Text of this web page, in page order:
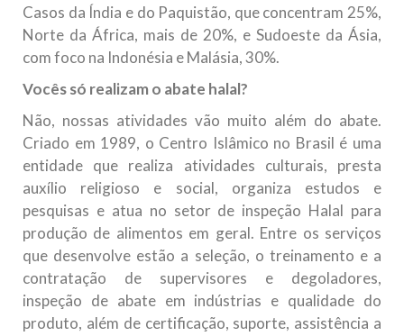
Casos da Índia e do Paquistão, que concentram 25%,
Norte da África, mais de 20%, e Sudoeste da Ásia,
com foco na Indonésia e Malásia, 30%.
Vocês só realizam o abate halal?
Não, nossas atividades vão muito além do abate.
Criado em 1989, o Centro Islâmico no Brasil é uma
entidade que realiza atividades culturais, presta
auxílio religioso e social, organiza estudos e
pesquisas e atua no setor de inspeção Halal para
produção de alimentos em geral. Entre os serviços
que desenvolve estão a seleção, o treinamento e a
contratação de supervisores e degoladores,
inspeção de abate em indústrias e qualidade do
produto, além de certificação, suporte, assistência a